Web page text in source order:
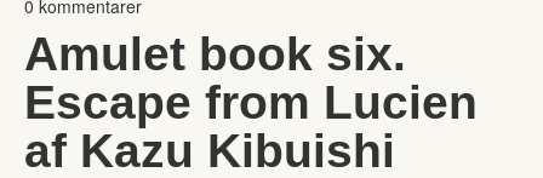
0 kommentarer
Amulet book six.
Escape from Lucien
af Kazu Kibuishi